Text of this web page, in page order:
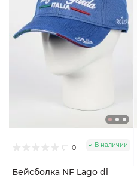
0 В наличии
Бейсболка NF Lago di